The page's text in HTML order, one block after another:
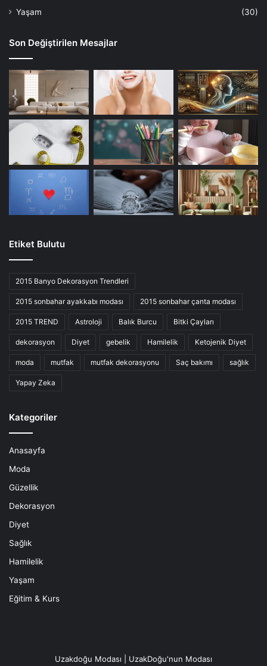
Yaşam
(30)
Son Değiştirilen Mesajlar
Etiket Bulutu
2015 Banyo Dekorasyon Trendleri
2015 sonbahar ayakkabı modası 2015 sonbahar çanta modası
2015 TREND Astroloji Balık Burcu Bitki Çayları
dekorasyon Diyet gebelik Hamilelik Ketojenik Diyet
moda mutfak mutfak dekorasyonu Saç bakımı sağlık
Yapay Zeka
Kategoriler
Anasayfa
Moda
Güzellik
Dekorasyon
Diyet
Sağlık
Hamilelik
Yaşam
Eğitim & Kurs
Uzakdoğu Modası | UzakDoğu'nun Modası